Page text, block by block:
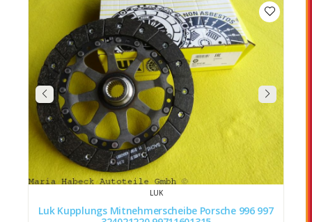
LUK
Luk Kupplungs Mitnehmerscheibe Porsche 996 997